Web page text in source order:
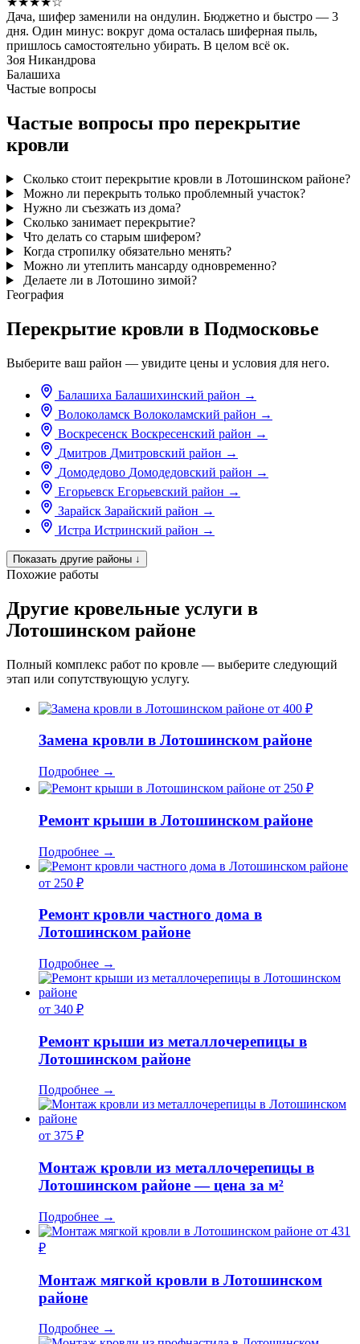
Дача, шифер заменили на ондулин. Бюджетно и быстро — 3
дня. Один минус: вокруг дома осталась шиферная пыль,
пришлось самостоятельно убирать. В целом всё ок.
Зоя Никандрова
Балашиха
Частые вопросы
Частые вопросы про перекрытие
кровли
Сколько стоит перекрытие кровли в Лотошинском районе?
Можно ли перекрыть только проблемный участок?
Нужно ли съезжать из дома?
Сколько занимает перекрытие?
Что делать со старым шифером?
Когда стропилку обязательно менять?
Можно ли утеплить мансарду одновременно?
Делаете ли в Лотошино зимой?
География
Перекрытие кровли в Подмосковье
Выберите ваш район — увидите цены и условия для него.
Балашиха Балашихинский район →
Волоколамск Волоколамский район →
Воскресенск Воскресенский район →
Дмитров Дмитровский район →
Домодедово Домодедовский район →
Егорьевск Егорьевский район →
Зарайск Зарайский район →
Истра Истринский район →
Показать другие районы ↓
Похожие работы
Другие кровельные услуги в
Лотошинском районе
Полный комплекс работ по кровле — выберите следующий
этап или сопутствующую услугу.
от 400 ₽
Замена кровли в Лотошинском районе
Подробнее →
от 250 ₽
Ремонт крыши в Лотошинском районе
Подробнее →
от 250 ₽
Ремонт кровли частного дома в
Лотошинском районе
Подробнее →
от 340 ₽
Ремонт крыши из металлочерепицы в
Лотошинском районе
Подробнее →
от 375 ₽
Монтаж кровли из металлочерепицы в
Лотошинском районе — цена за м²
Подробнее →
от 431
₽
Монтаж мягкой кровли в Лотошинском
районе
Подробнее →